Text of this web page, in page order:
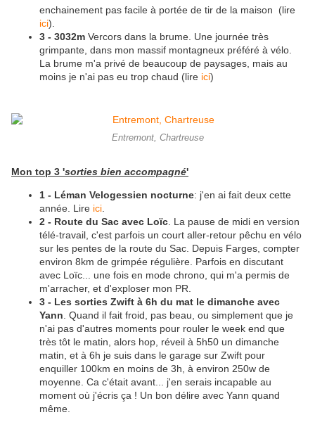
enchainement pas facile à portée de tir de la maison (lire
ici).
3 - 3032m Vercors dans la brume. Une journée très
grimpante, dans mon massif montagneux préféré à vélo.
La brume m'a privé de beaucoup de paysages, mais au
moins je n'ai pas eu trop chaud (lire ici)
Entremont, Chartreuse
Mon top 3 'sorties bien accompagné'
1 - Léman Velogessien nocturne: j'en ai fait deux cette
année. Lire ici
2 - Route du Sac avec Loïc . La pause de midi en version
télé-travail, c'est parfois un court aller-retour pêchu en vélo
sur les pentes de la route du Sac. Depuis Farges, compter
environ 8km de grimpée régulière. Parfois en discutant
avec Loïc... une fois en mode chrono, qui m'a permis de
m'arracher, et d'exploser mon PR.
3 - Les sorties Zwift à 6h du mat le dimanche avec
Yann . Quand il fait froid, pas beau, ou simplement que je
n'ai pas d'autres moments pour rouler le week end que
très tôt le matin, alors hop, réveil à 5h50 un dimanche
matin, et à 6h je suis dans le garage sur Zwift pour
enquiller 100km en moins de 3h, à environ 250w de
moyenne. Ca c'était avant... j'en serais incapable au
moment où j'écris ça ! Un bon délire avec Yann quand
même.